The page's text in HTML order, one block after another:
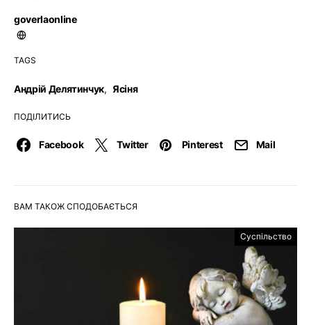
goverlaonline
TAGS
Андрій Делятинчук, Ясіня
ПОДІЛИТИСЬ
Facebook Twitter Pinterest Mail
ВАМ ТАКОЖ СПОДОБАЄТЬСЯ
Суспільство